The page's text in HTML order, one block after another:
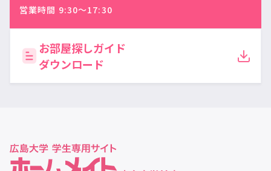
営業時間 9:30〜17:30
お部屋探しガイド
ダウンロード